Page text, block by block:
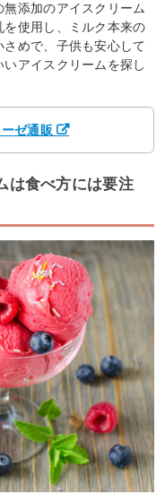
添加のアイスクリーム
使用し、ミルク本来の
めで、子供も安心して
アイスクリームを探し
ゼ通販
は食べ方には要注